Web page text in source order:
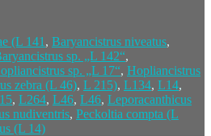
(L 141 , Baryancistrus niveatus,
sp. „L 142“,
sp. „L 17“, Hopliancistrus
zebra (L 46), L 215), L134, L14,
, L264, L46, L46, Leporacanthicus
nudiventris, Peckoltia compta (L
(L 14)